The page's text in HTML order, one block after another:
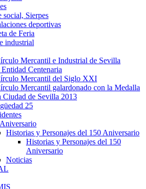
social, Sierpes
deportivas
de Feria
industrial
Mercantil e Industrial de Sevilla
Centenaria
Mercantil del Siglo XXI
Mercantil galardonado con la Medalla
Ciudad de Sevilla 2013
25
Historias y Personajes del 150 Aniversario
Historias y Personajes del 150
Aniversario
Noticias